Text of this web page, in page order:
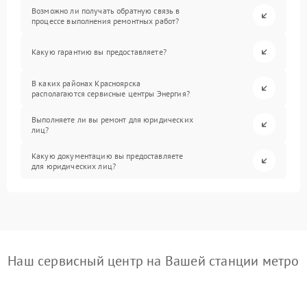
Возможно ли получать обратную связь в
процессе выполнения ремонтных работ?
Какую гарантию вы предоставляете?
В каких районах Красноярска
располагаются сервисные центры Энергия?
Выполняете ли вы ремонт для юридических
лиц?
Какую документацию вы предоставляете
для юридических лиц?
Наш сервисный центр на Вашей станции метро